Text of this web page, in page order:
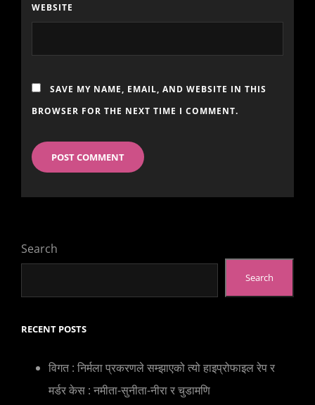
WEBSITE
SAVE MY NAME, EMAIL, AND WEBSITE IN THIS
BROWSER FOR THE NEXT TIME I COMMENT.
Search
Search
RECENT POSTS
विगत : निर्मला प्रकरणले सम्झाएको त्यो हाइप्रोफाइल रेप र
मर्डर केस : नमीता-सुनीता-नीरा र चुडामणि